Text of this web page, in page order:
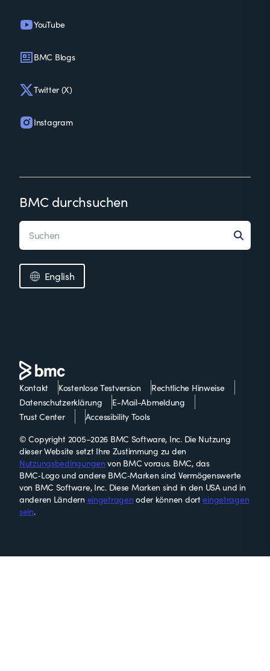
YouTube
BMC Blogs
Twitter (X)
Instagram
BMC durchsuchen
English
Kontakt Kostenlose Testversion
Rechtliche Hinweise
Datenschutzerklärung
E-Mail-Abmeldung
Trust Center
Accessibility Tools
© Copyright 2005–2026 BMC Software, Inc. Die Nutzung
dieser Website setzt Ihre Zustimmung zu den
Nutzungsbedingungen von BMC voraus. BMC, das
BMC‑Logo und andere BMC‑Marken sind Vermögenswerte
von BMC Software, Inc. Diese Marken sind in den USA und in
anderen Ländern eingetragen oder können dorteingetragen
sein.